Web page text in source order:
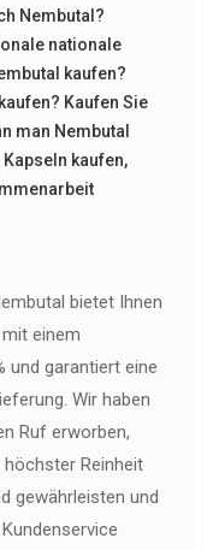
Nembutal?
nationale
kaufen?
Kaufen Sie
man Nembutal
kaufen,
bietet Ihnen
einem
und garantiert eine
Wir haben
Ruf erworben,
Reinheit
gewährleisten und